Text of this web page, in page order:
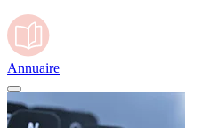
Annuaire